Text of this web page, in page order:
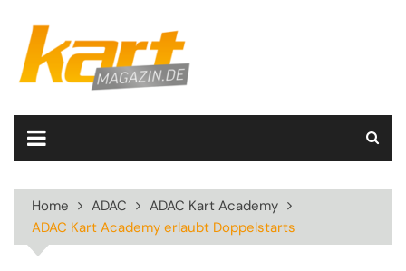
content
Home ADAC
ADAC Kart Academy
ADAC Kart Academy erlaubt Doppelstarts